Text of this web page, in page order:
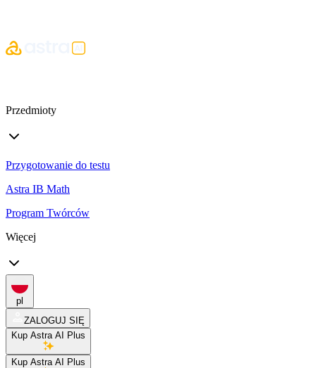
Przedmioty
Przygotowanie do testu
Astra IB Math
Program Twórców
Więcej
pl
ZALOGUJ SIĘ
Kup Astra AI Plus
Kup Astra AI Plus